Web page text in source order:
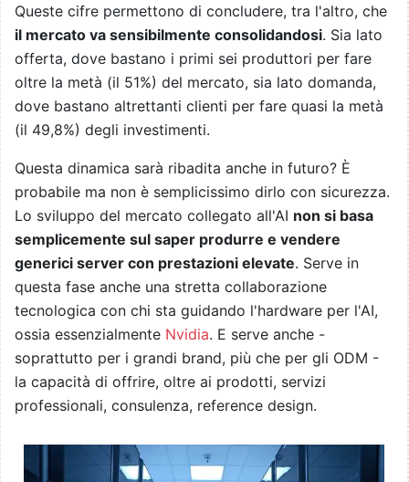
Queste cifre permettono di concludere, tra l'altro, che
il mercato va sensibilmente consolidandosi. Sia lato
offerta, dove bastano i primi sei produttori per fare
oltre la metà (il 51%) del mercato, sia lato domanda,
dove bastano altrettanti clienti per fare quasi la metà
(il 49,8%) degli investimenti.
Questa dinamica sarà ribadita anche in futuro? È
probabile ma non è semplicissimo dirlo con sicurezza.
Lo sviluppo del mercato collegato all'AI non si basa
semplicemente sul saper produrre e vendere
generici server con prestazioni elevate. Serve in
questa fase anche una stretta collaborazione
tecnologica con chi sta guidando l'hardware per l'AI,
ossia essenzialmente Nvidia. E serve anche -
soprattutto per i grandi brand, più che per gli ODM -
la capacità di offrire, oltre ai prodotti, servizi
professionali, consulenza, reference design.